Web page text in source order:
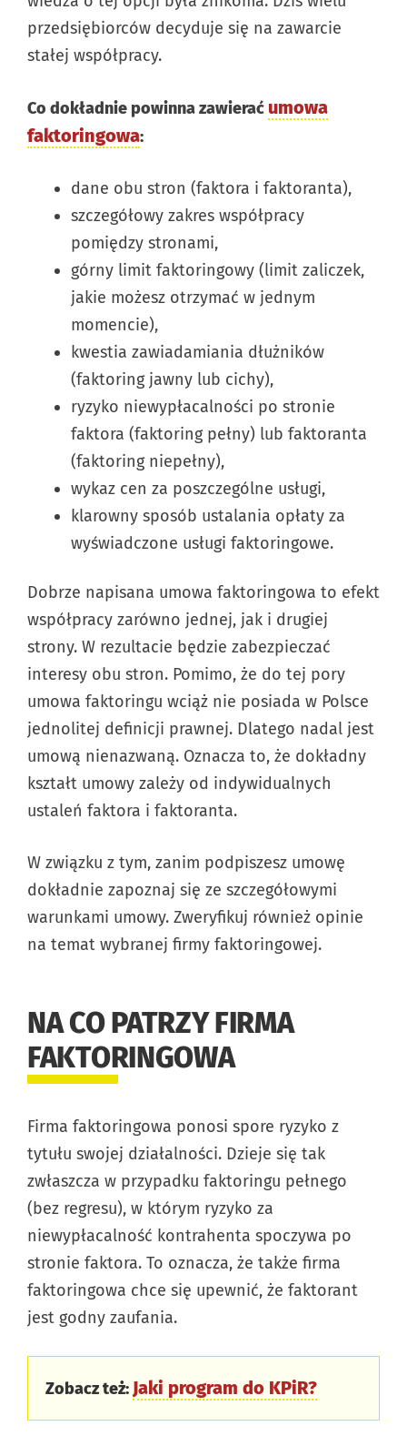
przedsiębiorców decyduje się na zawarcie
stałej współpracy.
Co dokładnie powinna zawierać umowa
faktoringowa:
dane obu stron (faktora i faktoranta),
szczegółowy zakres współpracy
pomiędzy stronami,
górny limit faktoringowy (limit zaliczek,
jakie możesz otrzymać w jednym
momencie),
kwestia zawiadamiania dłużników
(faktoring jawny lub cichy),
ryzyko niewypłacalności po stronie
faktora (faktoring pełny) lub faktoranta
(faktoring niepełny),
wykaz cen za poszczególne usługi,
klarowny sposób ustalania opłaty za
wyświadczone usługi faktoringowe.
Dobrze napisana umowa faktoringowa to efekt
współpracy zarówno jednej, jak i drugiej
strony. W rezultacie będzie zabezpieczać
interesy obu stron. Pomimo, że do tej pory
umowa faktoringu wciąż nie posiada w Polsce
jednolitej definicji prawnej. Dlatego nadal jest
umową nienazwaną. Oznacza to, że dokładny
kształt umowy zależy od indywidualnych
ustaleń faktora i faktoranta.
W związku z tym, zanim podpiszesz umowę
dokładnie zapoznaj się ze szczegółowymi
warunkami umowy. Zweryfikuj również opinie
na temat wybranej firmy faktoringowej.
NA CO PATRZY FIRMA
FAKTORINGOWA
Firma faktoringowa ponosi spore ryzyko z
tytułu swojej działalności. Dzieje się tak
zwłaszcza w przypadku faktoringu pełnego
(bez regresu), w którym ryzyko za
niewypłacalność kontrahenta spoczywa po
stronie faktora. To oznacza, że także firma
faktoringowa chce się upewnić, że faktorant
jest godny zaufania.
Zobacz też: Jaki program do KPiR?